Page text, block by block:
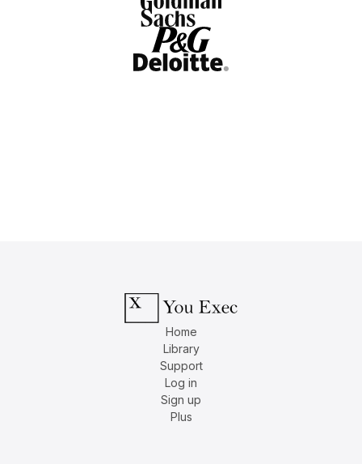
Home
Library
Support
Log in
Sign up
Plus